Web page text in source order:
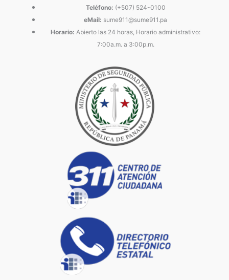
Teléfono: (+507) 524-0100
eMail: sume911@sume911.pa
Horario: Abierto las 24 horas, Horario administrativo:
7:00a.m. a 3:00p.m.